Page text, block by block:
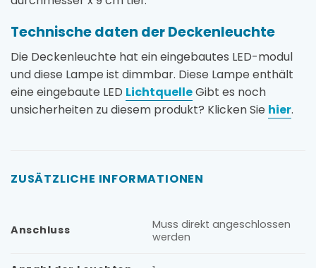
Technische daten der Deckenleuchte
Die Deckenleuchte hat ein eingebautes LED-modul
und diese Lampe ist dimmbar. Diese Lampe enthält
eine eingebaute LED LichtquelleGibt es noch
unsicherheiten zu diesem produkt? Klicken Sie hier.
ZUSÄTZLICHE INFORMATIONEN
Anschluss
Muss direkt angeschlossen
werden